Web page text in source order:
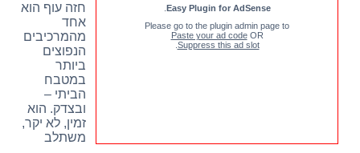
Easy Plugin for AdSense
Please go to the plugin admin page to
Paste your ad codeOR
Suppress this ad slot
חזה עוף הוא
אחד
מהמרכיבים
הנפוצים
ביותר
במטבח
הביתי –
ובצדק. הוא
זמין, לא יקר,
משתלב